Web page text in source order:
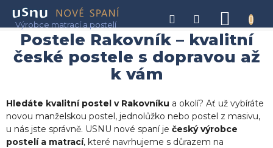
obsah
KOŠÍK
Postele Rakovník – kvalitní
české postele s dopravou až
k vám
Hledáte kvalitní postel v Rakovníku a okolí? Ať už vybíráte
novou manželskou postel, jednolůžko nebo postel z masivu,
u nás jste správně. USNU nové spaní je český výrobce
postelí a matrací, které navrhujeme s důrazem na